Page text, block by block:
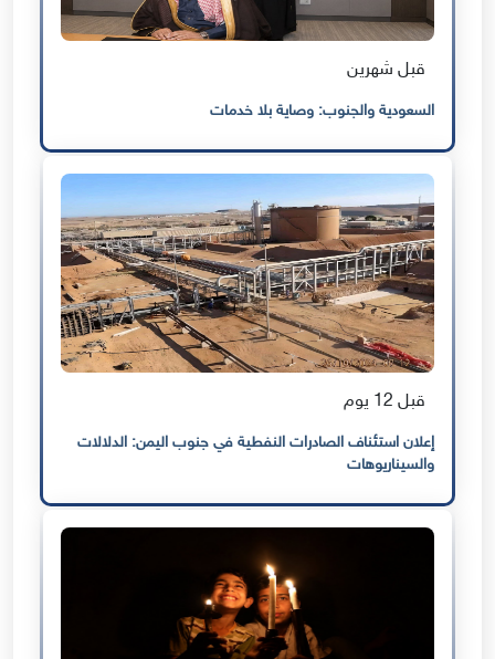
قبل شهرين
السعودية والجنوب: وصاية بلا خدمات
قبل 12 يوم
إعلان استئناف الصادرات النفطية في جنوب اليمن: الدلالات
والسيناريوهات